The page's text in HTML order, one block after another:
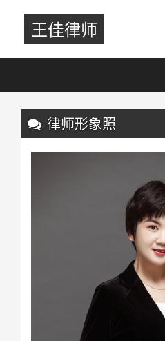
王佳律师
律师形象照